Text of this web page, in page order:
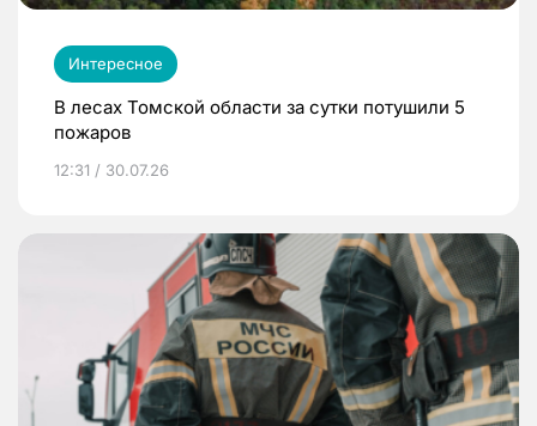
Интересное
В лесах Томской области за сутки потушили 5
пожаров
12:31 / 30.07.26